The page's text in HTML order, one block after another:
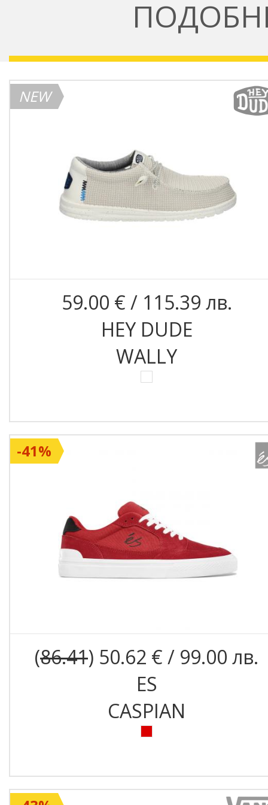
59.00 € / 115.39 лв.
HEY DUDE
WALLY
NEW
(86.41) 50.62 € / 99.00 лв.
ES
CASPIAN
-41%